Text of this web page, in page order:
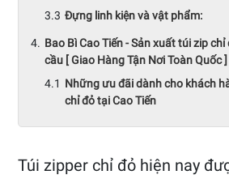
Đựng linh kiện và vật phẩm:
Bao Bì Cao Tiến - Sản xuất túi zip
cầu [ Giao Hàng Tận Nơi Toàn Quốc ]
Những ưu đãi dành cho khách
chỉ đỏ tại Cao Tiến
Túi zipper chỉ đỏ hiện nay